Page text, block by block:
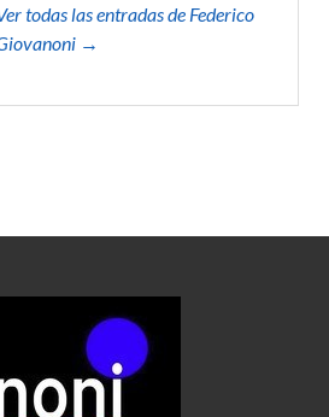
todas las entradas de Federico
→